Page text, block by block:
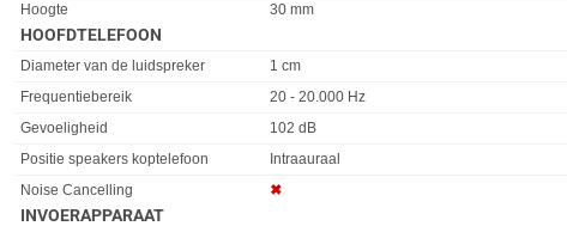
Hoogte
30 mm
HOOFDTELEFOON
Eigenschap Waarde
Diameter van de luidspreker
1 cm
Frequentiebereik
20 - 20.000 Hz
Gevoeligheid
102 dB
Positie speakers koptelefoon
Intraauraal
Noise Cancelling
✖︎
INVOERAPPARAAT